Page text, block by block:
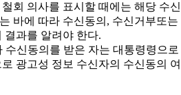
회 의사를 표시할 때에는 해당 수신
바에 따라 수신동의, 수신거부또는
결과를 알려야 한다.
수신동의를 받은 자는 대통령령으로
광고성 정보 수신자의 수신동의 여